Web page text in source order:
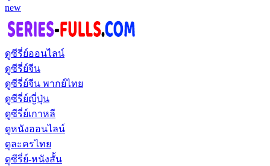
new
ดูซีรี่ย์ออนไลน์
ดูซีรี่ย์จีน
ดูซีรี่ย์จีน พากย์ไทย
ดูซีรี่ย์ญี่ปุ่น
ดูซีรี่ย์เกาหลี
ดูหนังออนไลน์
ดูละครไทย
ดูซีรี่ย์-หนังสั้น